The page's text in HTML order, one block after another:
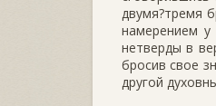
двумя?тремя
намерением у
нетверды в
бросив свое
другой